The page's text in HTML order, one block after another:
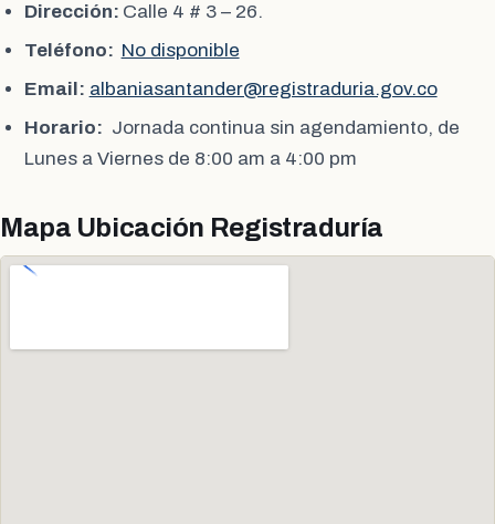
Dirección: Calle 4 # 3 – 26.
Teléfono: No disponible
Email: albaniasantander@registraduria.gov.co
Horario: Jornada continua sin agendamiento, de
Lunes a Viernes de 8:00 am a 4:00 pm
Mapa Ubicación Registraduría